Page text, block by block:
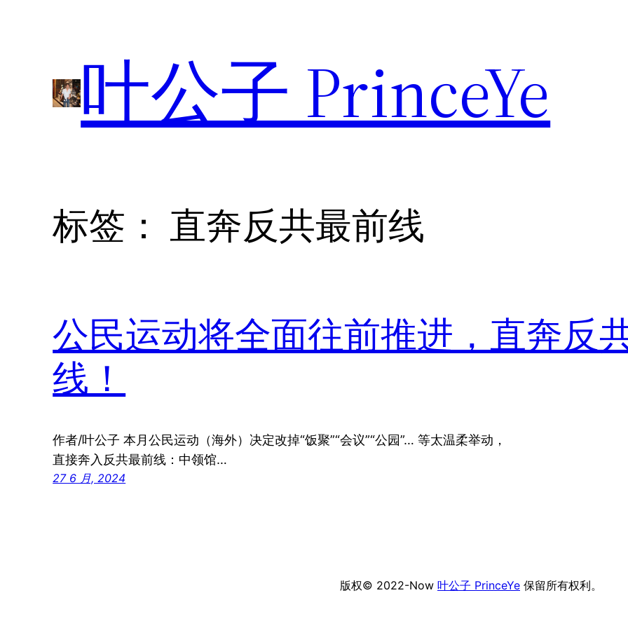
叶公子 PrinceYe
标签： 直奔反共最前线
公民运动将全面往前推进，直奔反
线！
作者/叶公子 本月公民运动（海外）决定改掉“饭聚”“会议”“公园”… 等太温柔举动，
直接奔入反共最前线：中领馆…
27 6 月, 2024
版权© 2022-Now 叶公子 PrinceYe 保留所有权利。